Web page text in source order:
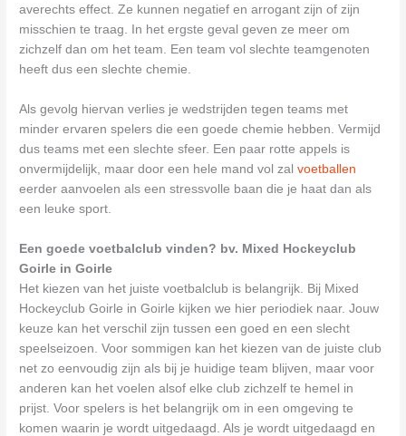
averechts effect. Ze kunnen negatief en arrogant zijn of zijn
misschien te traag. In het ergste geval geven ze meer om
zichzelf dan om het team. Een team vol slechte teamgenoten
heeft dus een slechte chemie.
Als gevolg hiervan verlies je wedstrijden tegen teams met
minder ervaren spelers die een goede chemie hebben. Vermijd
dus teams met een slechte sfeer. Een paar rotte appels is
onvermijdelijk, maar door een hele mand vol zalvoetballen
eerder aanvoelen als een stressvolle baan die je haat dan als
een leuke sport.
Een goede voetbalclub vinden? bv. Mixed Hockeyclub
Goirle in Goirle
Het kiezen van het juiste voetbalclub is belangrijk. Bij Mixed
Hockeyclub Goirle in Goirle kijken we hier periodiek naar. Jouw
keuze kan het verschil zijn tussen een goed en een slecht
speelseizoen. Voor sommigen kan het kiezen van de juiste club
net zo eenvoudig zijn als bij je huidige team blijven, maar voor
anderen kan het voelen alsof elke club zichzelf te hemel in
prijst. Voor spelers is het belangrijk om in een omgeving te
komen waarin je wordt uitgedaagd. Als je wordt uitgedaagd en